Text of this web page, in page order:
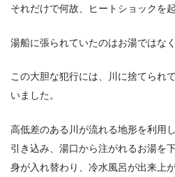
それだけで何故、ヒートショックを
湯船に張られていたのはお湯ではな
この大胆な犯行には、川に捨てられ
いました。
高低差のある川が流れる地形を利用
引き込み、湯口から注がれるお湯を
身が入れ替わり、冷水風呂が出来上が